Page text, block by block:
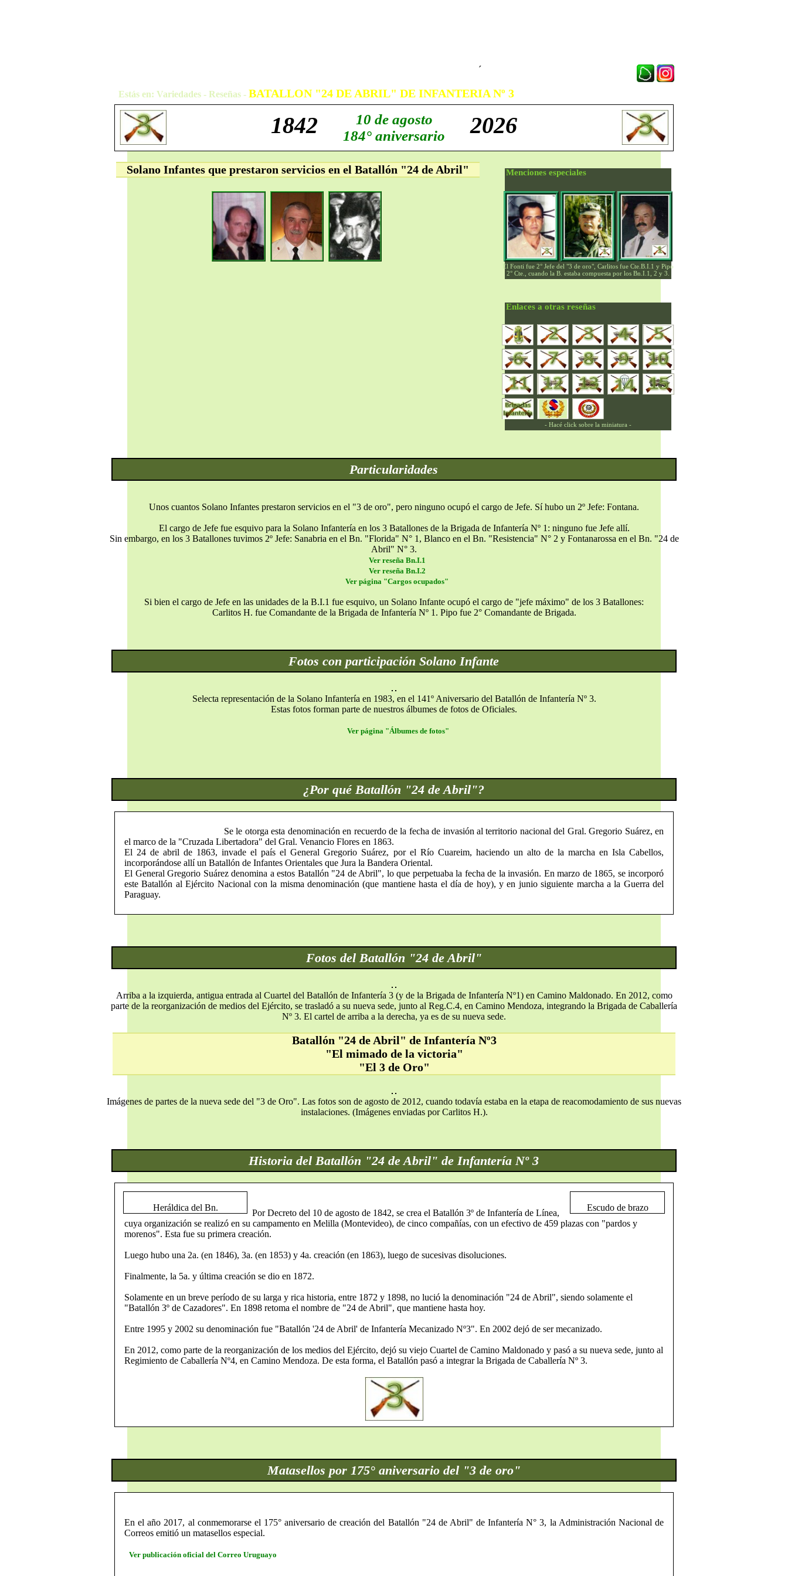
´
Estás en: Variedades - Reseñas - BATALLON "24 DE ABRIL" DE INFANTERIA Nº 3
2026
1842
10 de agosto
184° aniversario
Menciones especiales
El Fonti fue 2° Jefe del "3 de oro", Carlitos fue Cte.B.I.1 y Pipo
2° Cte., cuando la B. estaba compuesta por los Bn.I.1, 2 y 3.
Enlaces a otras reseñas
- Hacé click sobre la miniatura -
Solano Infantes que prestaron servicios en el Batallón "24 de Abril"
Particularidades
Unos cuantos Solano Infantes prestaron servicios en el "3 de oro", pero ninguno ocupó el cargo de Jefe. Sí hubo un 2º Jefe: Fontana.
El cargo de Jefe fue esquivo para la Solano Infantería en los 3 Batallones de la Brigada de Infantería Nº 1: ninguno fue Jefe allí.
Sin embargo, en los 3 Batallones tuvimos 2º Jefe: Sanabria en el Bn. "Florida" N° 1, Blanco en el Bn. "Resistencia" N° 2 y Fontanarossa en el Bn. "24 de
Abril" N° 3.
Ver reseña Bn.I.1
Ver reseña Bn.I.2
Ver página "Cargos ocupados"
Si bien el cargo de Jefe en las unidades de la B.I.1 fue esquivo, un Solano Infante ocupó el cargo de "jefe máximo" de los 3 Batallones:
Carlitos H. fue Comandante de la Brigada de Infantería Nº 1. Pipo fue 2° Comandante de Brigada.
Fotos con participación Solano Infante
Selecta representación de la Solano Infantería en 1983, en el 141º Aniversario del Batallón de Infantería Nº 3.
Estas fotos forman parte de nuestros álbumes de fotos de Oficiales.
Ver página "Álbumes de fotos"
¿Por qué Batallón "24 de Abril"?
Se le otorga esta denominación en recuerdo de la fecha de invasión al territorio nacional del Gral. Gregorio Suárez, en
el marco de la "Cruzada Libertadora" del Gral. Venancio Flores en 1863.
El 24 de abril de 1863, invade el país el General Gregorio Suárez, por el Río Cuareim, haciendo un alto de la marcha en Isla Cabellos,
incorporándose allí un Batallón de Infantes Orientales que Jura la Bandera Oriental.
El General Gregorio Suárez denomina a estos Batallón "24 de Abril", lo que perpetuaba la fecha de la invasión. En marzo de 1865, se incorporó
este Batallón al Ejército Nacional con la misma denominación (que mantiene hasta el día de hoy), y en junio siguiente marcha a la Guerra del
Paraguay.
Fotos del Batallón "24 de Abril"
Arriba a la izquierda, antigua entrada al Cuartel del Batallón de Infantería 3 (y de la Brigada de Infantería Nº1) en Camino Maldonado. En 2012, como
parte de la reorganización de medios del Ejército, se trasladó a su nueva sede, junto al Reg.C.4, en Camino Mendoza, integrando la Brigada de Caballería
Nº 3. El cartel de arriba a la derecha, ya es de su nueva sede.
Batallón "24 de Abril" de Infantería Nº3
"El mimado de la victoria"
"El 3 de Oro"
Imágenes de partes de la nueva sede del "3 de Oro". Las fotos son de agosto de 2012, cuando todavía estaba en la etapa de reacomodamiento de sus nuevas
instalaciones. (Imágenes enviadas por Carlitos H.).
Historia del Batallón "24 de Abril" de Infantería Nº 3
Escudo de brazo
Heráldica del Bn.
Por Decreto del 10 de agosto de 1842, se crea el Batallón 3º de Infantería de Línea,
cuya organización se realizó en su campamento en Melilla (Montevideo), de cinco compañías, con un efectivo de 459 plazas con "pardos y
morenos". Esta fue su primera creación.
Luego hubo una 2a. (en 1846), 3a. (en 1853) y 4a. creación (en 1863), luego de sucesivas disoluciones.
Finalmente, la 5a. y última creación se dio en 1872.
Solamente en un breve período de su larga y rica historia, entre 1872 y 1898, no lució la denominación "24 de Abril", siendo solamente el
"Batallón 3º de Cazadores". En 1898 retoma el nombre de "24 de Abril", que mantiene hasta hoy.
Entre 1995 y 2002 su denominación fue "Batallón '24 de Abril' de Infantería Mecanizado Nº3". En 2002 dejó de ser mecanizado.
En 2012, como parte de la reorganización de los medios del Ejército, dejó su viejo Cuartel de Camino Maldonado y pasó a su nueva sede, junto al
Regimiento de Caballería Nº4, en Camino Mendoza. De esta forma, el Batallón pasó a integrar la Brigada de Caballería Nº 3.
Matasellos por 175° aniversario del "3 de oro"
En el año 2017, al conmemorarse el 175° aniversario de creación del Batallón "24 de Abril" de Infantería N° 3, la Administración Nacional de
Correos emitió un matasellos especial.
Ver publicación oficial del Correo Uruguayo